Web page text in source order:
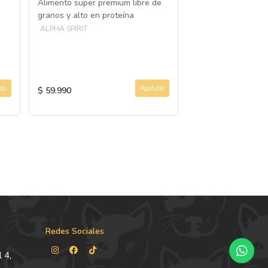
Alimento super premium libre de
granos y alto en proteína
ALPHA SPIRIT
$ 59.990 Agotado
4,
Redes Sociales